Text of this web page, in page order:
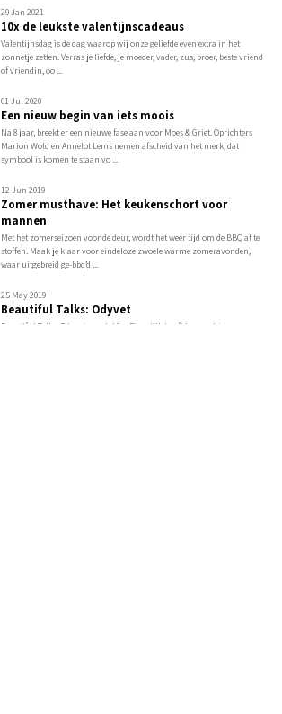
29 Jan 2021
10x de leukste valentijnscadeaus
Valentijnsdag is de dag waarop wij onze geliefde even extra in het
zonnetje zetten. Verras je liefde, je moeder, vader, zus, broer, beste vriend
of vriendin, oo ...
01 Jul 2020
Een nieuw begin van iets moois
Na 8 jaar, breekt er een nieuwe fase aan voor Moes & Griet. Oprichters
Marion Wold en Annelot Lems nemen afscheid van het merk, dat
symbool is komen te staan vo ...
12 Jun 2019
Zomer musthave: Het keukenschort voor
mannen
Met het zomerseizoen voor de deur, wordt het weer tijd om de BBQ af te
stoffen. Maak je klaar voor eindeloze zwoele warme zomeravonden,
waar uitgebreid ge-bbq’d ...
25 May 2019
Beautiful Talks: Odyvet
Beautiful Talks: Odyvet van de Vin. Eigenlijk hoeft haar achternaam er